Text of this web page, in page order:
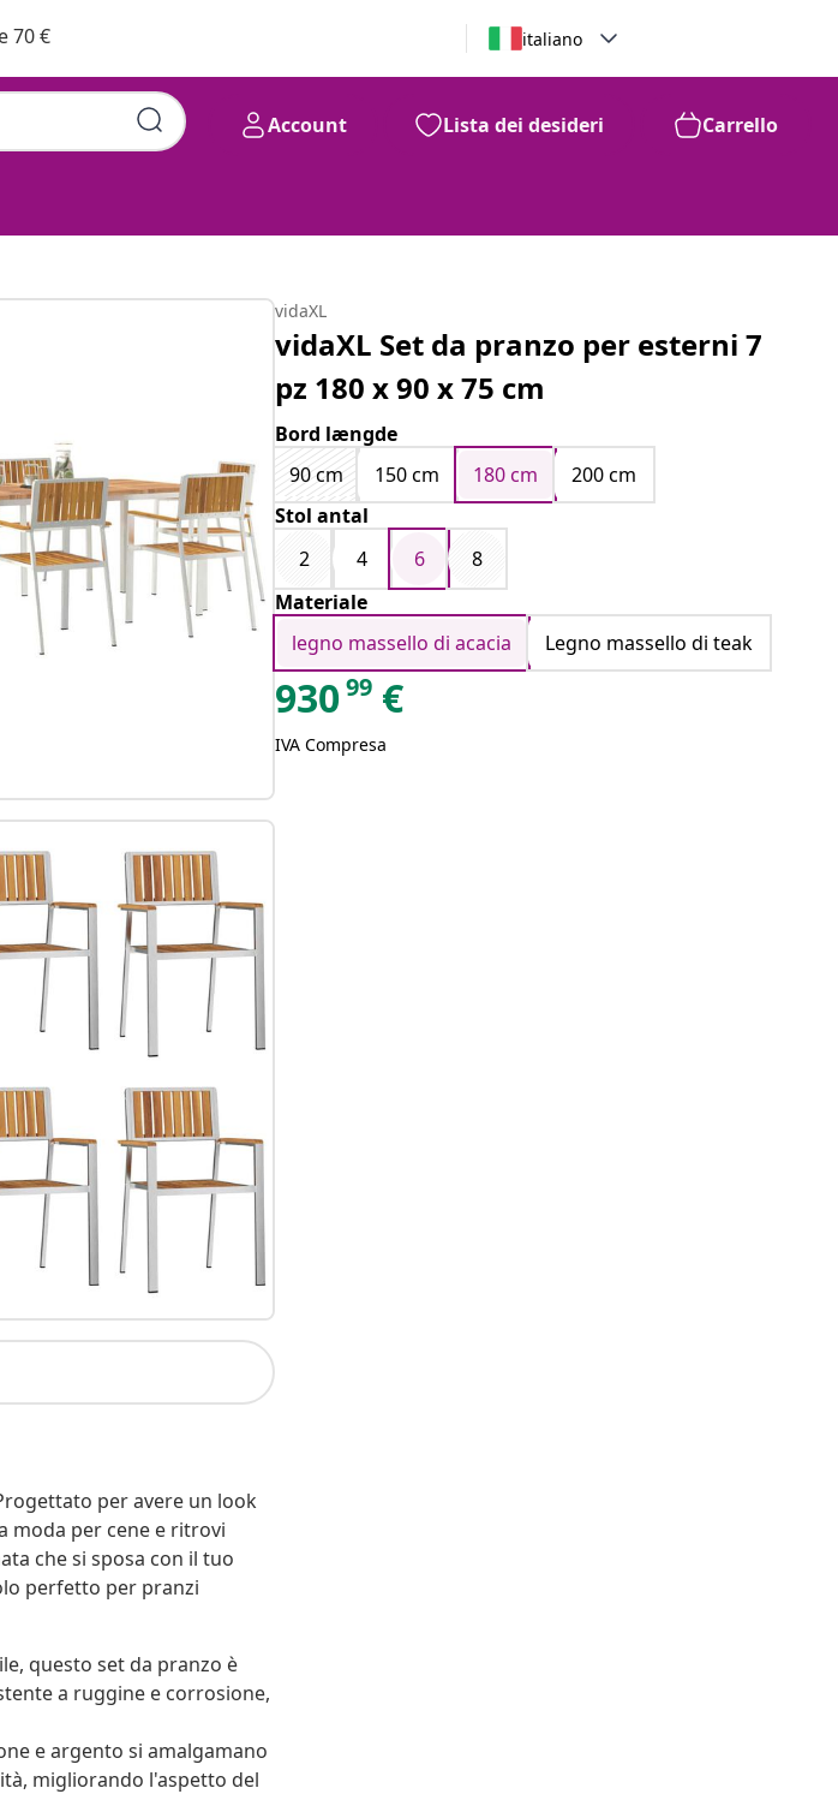
70 € italiano
Account Lista dei desideri Carrello
per avere un look
moda per cene e ritrovi
che si sposa con il tuo
perfetto per pranzi
questo set da pranzo è
a ruggine e corrosione,
e argento si amalgamano
migliorando l'aspetto del
vidaXL
vidaXL Set da pranzo per esterni 7
pz 180 x 90 x 75 cm
Bord længde
90 cm
150 cm 180 cm
200 cm
Stol antal
2
4 6
8
Materiale
legno massello di acacia
Legno massello di teak
93099 €
IVA Compresa